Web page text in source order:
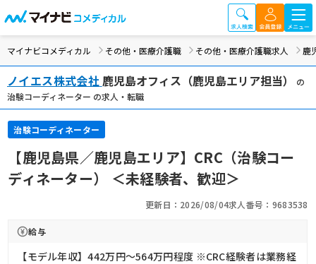
マイナビコメディカル その他・医療介護職 その他・医療介護職求人 鹿
ノイエス株式会社鹿児島オフィス（鹿児島エリア担当）
の
治験コーディネーター の求人・転職
治験コーディネーター
【鹿児島県／鹿児島エリア】CRC（治験コー
ディネーター） ＜未経験者、歓迎＞
更新日：2026/08/04求人番号：9683538
給与
【モデル年収】442万円〜564万円程度 ※CRC経験者は業務経